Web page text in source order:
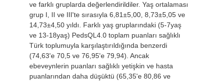
ve farklı gruplarda değerlendirildiler. Yaş ortalaması
grup I, II ve III'te sırasıyla 6,81±5,00, 8,73±5,05 ve
14,73±4,50 yıldı. Farklı yaş gruplarındaki (5-7yaş
ve 13-18yaş) PedsQL4.0 toplam puanları sağlıklı
Türk toplumuyla karşılaştırıldığında benzerdi
(74,63'e 70,5 ve 76,95'e 79,94). Ancak
ebeveynlerin puanları sağlıklı yetişkin ve hasta
puanlarından daha düşüktü (65,35'e 80,86 ve